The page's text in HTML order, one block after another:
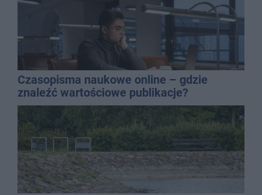
Czasopisma naukowe online – gdzie
znaleźć wartościowe publikacje?